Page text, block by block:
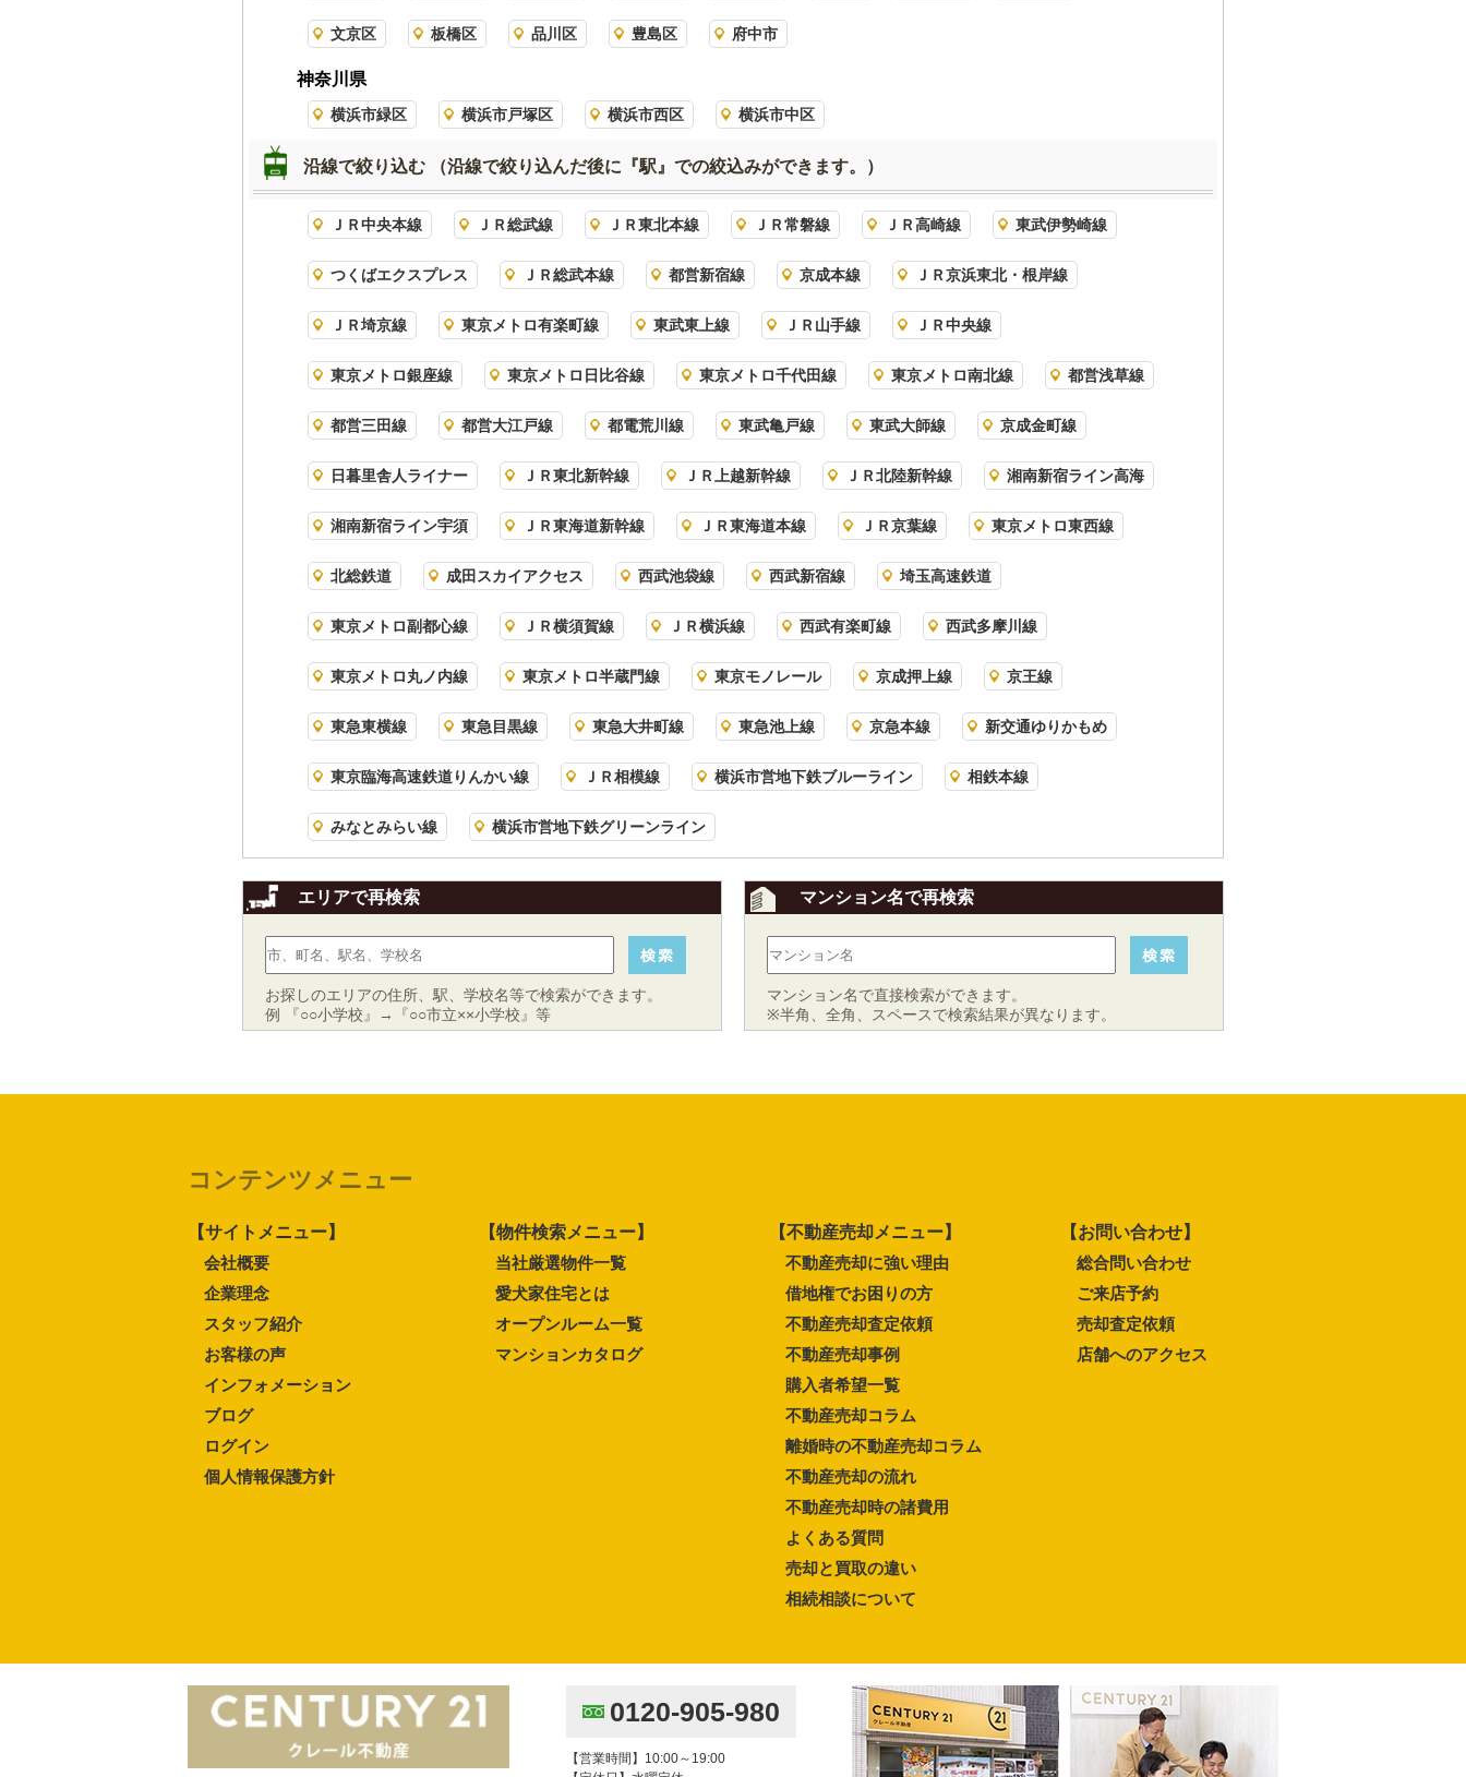
文京区 板橋区 品川区 豊島区 府中市
神奈川県
横浜市緑区 横浜市戸塚区 横浜市西区 横浜市中区
沿線で絞り込む （沿線で絞り込んだ後に『駅』での絞込みができます。）
ＪＲ中央本線 ＪＲ総武線 ＪＲ東北本線 ＪＲ常磐線 ＪＲ高崎線 東武伊勢崎線
つくばエクスプレス ＪＲ総武本線 都営新宿線 京成本線 ＪＲ京浜東北・根岸線
ＪＲ埼京線 東京メトロ有楽町線 東武東上線 ＪＲ山手線 ＪＲ中央線
東京メトロ銀座線 東京メトロ日比谷線 東京メトロ千代田線 東京メトロ南北線 都営浅草線
都営三田線 都営大江戸線 都電荒川線 東武亀戸線 東武大師線 京成金町線
日暮里舎人ライナー ＪＲ東北新幹線 ＪＲ上越新幹線 ＪＲ北陸新幹線 湘南新宿ライン高海
湘南新宿ライン宇須 ＪＲ東海道新幹線 ＪＲ東海道本線 ＪＲ京葉線 東京メトロ東西線
北総鉄道 成田スカイアクセス 西武池袋線 西武新宿線 埼玉高速鉄道
東京メトロ副都心線 ＪＲ横須賀線 ＪＲ横浜線 西武有楽町線 西武多摩川線
東京メトロ丸ノ内線 東京メトロ半蔵門線 東京モノレール 京成押上線 京王線
東急東横線 東急目黒線 東急大井町線 東急池上線 京急本線 新交通ゆりかもめ
東京臨海高速鉄道りんかい線 ＪＲ相模線 横浜市営地下鉄ブルーライン 相鉄本線
みなとみらい線 横浜市営地下鉄グリーンライン
エリアで再検索
お探しのエリアの住所、駅、学校名等で検索ができます。
例 『○○小学校』→『○○市立××小学校』等
マンション名で再検索
マンション名で直接検索ができます。
※半角、全角、スペースで検索結果が異なります。
コンテンツメニュー
【サイトメニュー】
会社概要
企業理念
スタッフ紹介
お客様の声
インフォメーション
ブログ
ログイン
個人情報保護方針
【物件検索メニュー】
当社厳選物件一覧
愛犬家住宅とは
オープンルーム一覧
マンションカタログ
【不動産売却メニュー】
不動産売却に強い理由
借地権でお困りの方
不動産売却査定依頼
不動産売却事例
購入者希望一覧
不動産売却コラム
離婚時の不動産売却コラム
不動産売却の流れ
不動産売却時の諸費用
よくある質問
売却と買取の違い
相続相談について
【お問い合わせ】
総合問い合わせ
ご来店予約
売却査定依頼
店舗へのアクセス
0120-905-980
【営業時間】10:00～19:00